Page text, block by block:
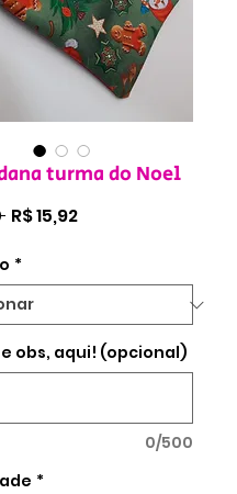
turma do Noel
Preço
R$ 15,92Preço
*
obs, aqui! (opcional)
0/500
*